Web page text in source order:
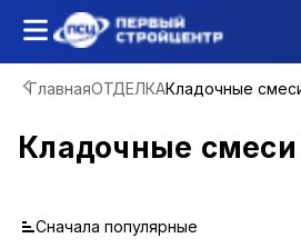
ГлавнаяОТДЕЛКАКладочные
Кладочные смеси
Сначала популярные